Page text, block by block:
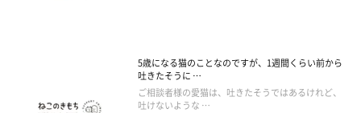
5歳になる猫のことなのですが、1週間くらい前から
吐きたそうに …
ご相談者様の愛猫は、吐きたそうではあるけれど、
吐けないような …